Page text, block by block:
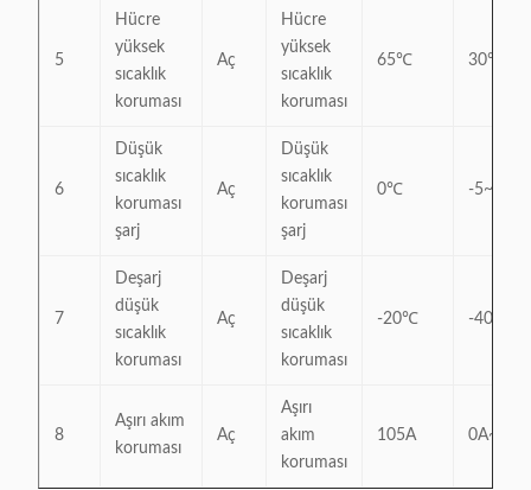
5
Hücre
yüksek
sıcaklık
koruması
Aç
Hücre
yüksek
sıcaklık
koruması
65℃
6
Düşük
sıcaklık
koruması
şarj
Aç
Düşük
sıcaklık
koruması
şarj
0℃ -5~5℃
7
Deşarj
düşük
sıcaklık
koruması
Aç
Deşarj
düşük
sıcaklık
koruması
-20℃ -40~-
8
Aşırı akım
koruması
Aç
Aşırı
akım
koruması
105A